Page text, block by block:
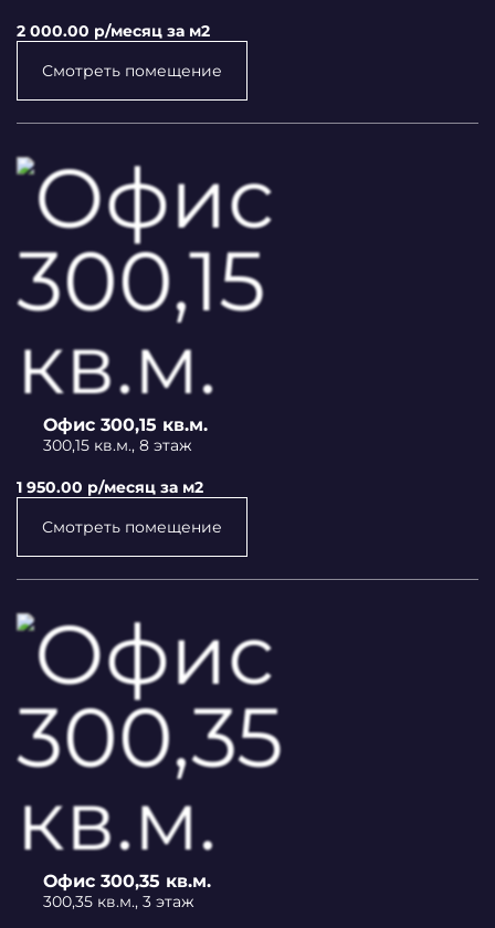
Смотреть помещение
2 000.00 p/месяц за м2
Офис 300,15 кв.м.
300,15 кв.м., 8 этаж
Смотреть помещение
1 950.00 p/месяц за м2
Офис 300,35 кв.м.
300,35 кв.м., 3 этаж